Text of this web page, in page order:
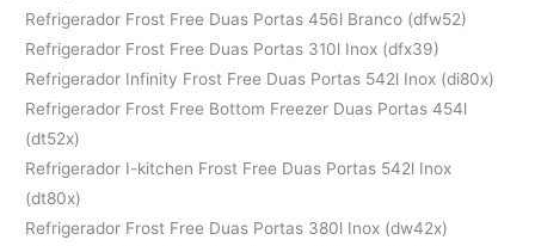
Refrigerador Frost Free Duas Portas 456l Branco (dfw52)
Refrigerador Frost Free Duas Portas 310l Inox (dfx39)
Refrigerador Infinity Frost Free Duas Portas 542l Inox (di80x)
Refrigerador Frost Free Bottom Freezer Duas Portas 454l
(dt52x)
Refrigerador I-kitchen Frost Free Duas Portas 542l Inox
(dt80x)
Refrigerador Frost Free Duas Portas 380l Inox (dw42x)